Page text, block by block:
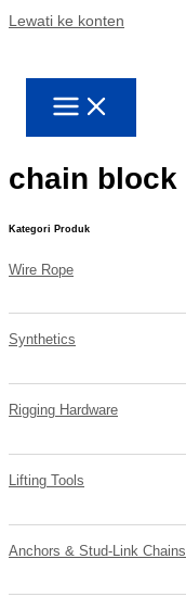
Lewati ke konten
chain block
Kategori Produk
Wire Rope
Synthetics
Rigging Hardware
Lifting Tools
Anchors & Stud-Link Chains